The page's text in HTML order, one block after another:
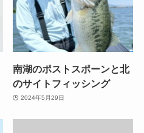
南湖のポストスポーンと北
のサイトフィッシング
2024年5月29日